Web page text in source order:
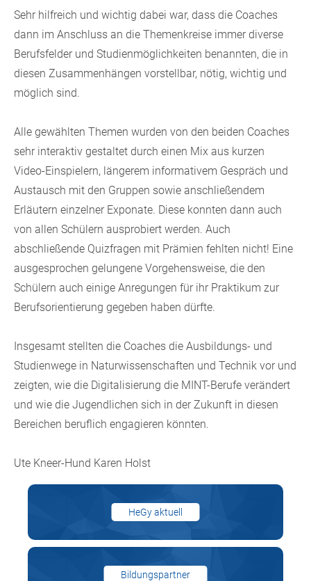
Sehr hilfreich und wichtig dabei war, dass die Coaches
dann im Anschluss an die Themenkreise immer diverse
Berufsfelder und Studienmöglichkeiten benannten, die in
diesen Zusammenhängen vorstellbar, nötig, wichtig und
möglich sind.
Alle gewählten Themen wurden von den beiden Coaches
sehr interaktiv gestaltet durch einen Mix aus kurzen
Video-Einspielern, längerem informativem Gespräch und
Austausch mit den Gruppen sowie anschließendem
Erläutern einzelner Exponate. Diese konnten dann auch
von allen Schülern ausprobiert werden. Auch
abschließende Quizfragen mit Prämien fehlten nicht! Eine
ausgesprochen gelungene Vorgehensweise, die den
Schülern auch einige Anregungen für ihr Praktikum zur
Berufsorientierung gegeben haben dürfte.
Insgesamt stellten die Coaches die Ausbildungs- und
Studienwege in Naturwissenschaften und Technik vor und
zeigten, wie die Digitalisierung die MINT-Berufe verändert
und wie die Jugendlichen sich in der Zukunft in diesen
Bereichen beruflich engagieren könnten.
Ute Kneer-Hund Karen Holst
HeGy aktuell
Bildungspartner